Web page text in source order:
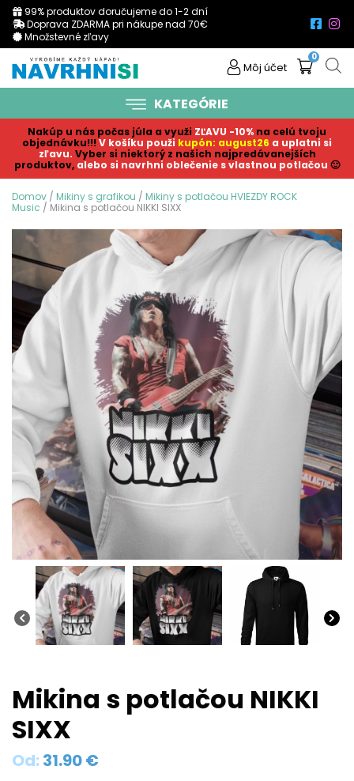
99% produktov doručujeme do 1-2 dní
Doprava ZDARMA pri nákupe nad 70€
Množstevné zľavy
Môj účet
0
KATEGÓRIE
Nakúp u nás počas júla a využi ZĽAVU -10% na celú tvoju
objednávku!!! V košíku použi kupón: august26 a uplatni si
zľavu. Vyber si niektorý z našich najpredávanejších
produktov, alebo si navrhni oblečenie s vlastnou potlačou 🙂
Domov / Mikiny s grafikou / Mikiny s potlačou HVIEZDY ROCK
Music / Mikina s potlačou NIKKI SIXX
Mikina s potlačou NIKKI
SIXX
Od:31.90€